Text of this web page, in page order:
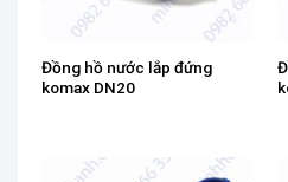
Đồng hồ nước lắp đứng
komax DN20